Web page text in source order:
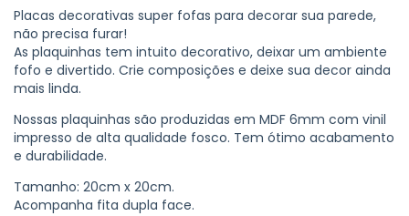
Placas decorativas super fofas para decorar sua parede,
não precisa furar!
As plaquinhas tem intuito decorativo, deixar um ambiente
fofo e divertido. Crie composições e deixe sua decor ainda
mais linda.
Nossas plaquinhas são produzidas em MDF 6mm com vinil
impresso de alta qualidade fosco. Tem ótimo acabamento
e durabilidade.
Tamanho: 20cm x 20cm.
Acompanha fita dupla face.